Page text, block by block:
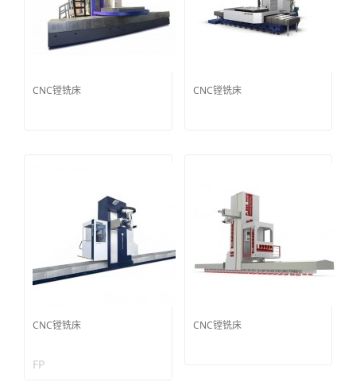
CNC镗铣床 CNC镗铣床
CNC镗铣床
FP
CNC镗铣床